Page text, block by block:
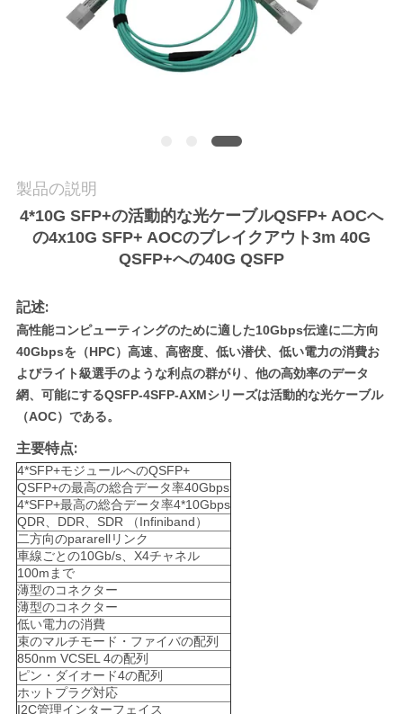
絡
さ
い
ニ
ュ
ー
ス
引
用
を
要
製品の説明
4*10G SFP+の活動的な光ケーブルQSFP+ AOCへ
の4x10G SFP+ AOCのブレイクアウト3m 40G
QSFP+への40G QSFP
記述:
高性能コンピューティングのために適した10Gbps伝達に二方向
40Gbpsを（HPC）高速、高密度、低い潜伏、低い電力の消費お
よびライト級選手のような利点の群がり、他の高効率のデータ
網、可能にするQSFP-4SFP-AXMシリーズは活動的な光ケーブル
（AOC）である。
主要特点:
4*SFP+モジュールへのQSFP+
QSFP+の最高の総合データ率40Gbps
4*SFP+最高の総合データ率4*10Gbps
QDR、DDR、SDR （Infiniband）
二方向のpararellリンク
車線ごとの10Gb/s、X4チャネル
100mまで
薄型のコネクター
薄型のコネクター
低い電力の消費
束のマルチモード・ファイバの配列
850nm VCSEL 4の配列
ピン・ダイオード4の配列
ホットプラグ対応
I2C管理インターフェイス